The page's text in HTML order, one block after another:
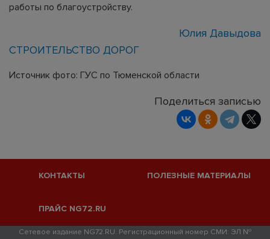
работы по благоустройству.
Юлия Давыдова
СТРОИТЕЛЬСТВО ДОРОГ
Источник фото: ГУС по Тюменской области
Поделиться записью
КОНТАКТЫ ПОЛЕЗНЫЕ МАТЕРИАЛЫ
ПРАЙС NG72.RU
Сетевое издание NG72.RU. Регистрационный номер СМИ: ЭЛ №